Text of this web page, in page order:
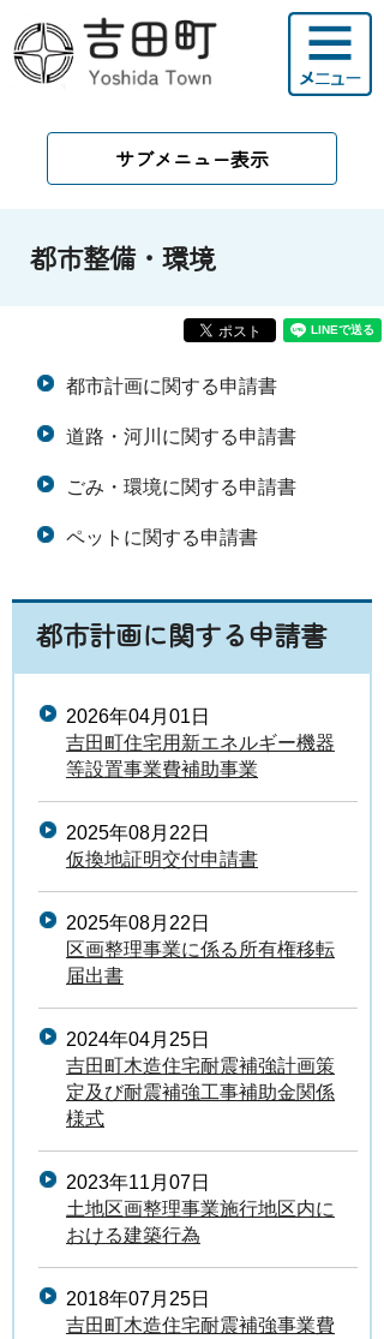
サブメニュー表示
都市整備・環境
都市計画に関する申請書
道路・河川に関する申請書
ごみ・環境に関する申請書
ペットに関する申請書
都市計画に関する申請書
2026年04月01日
吉田町住宅用新エネルギー機器
等設置事業費補助事業
2025年08月22日
仮換地証明交付申請書
2025年08月22日
区画整理事業に係る所有権移転
届出書
2024年04月25日
吉田町木造住宅耐震補強計画策
定及び耐震補強工事補助金関係
様式
2023年11月07日
土地区画整理事業施行地区内に
おける建築行為
2018年07月25日
吉田町木造住宅耐震補強事業費